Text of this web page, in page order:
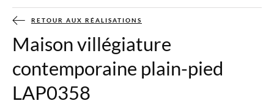
RETOUR AUX RÉALISATIONS
Maison villégiature
contemporaine plain-pied
LAP0358